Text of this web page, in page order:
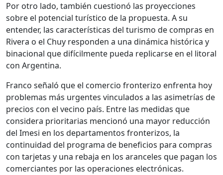
Por otro lado, también cuestionó las proyecciones
sobre el potencial turístico de la propuesta. A su
entender, las características del turismo de compras en
Rivera o el Chuy responden a una dinámica histórica y
binacional que difícilmente pueda replicarse en el litoral
con Argentina.
Franco señaló que el comercio fronterizo enfrenta hoy
problemas más urgentes vinculados a las asimetrías de
precios con el vecino país. Entre las medidas que
considera prioritarias mencionó una mayor reducción
del Imesi en los departamentos fronterizos, la
continuidad del programa de beneficios para compras
con tarjetas y una rebaja en los aranceles que pagan los
comerciantes por las operaciones electrónicas.